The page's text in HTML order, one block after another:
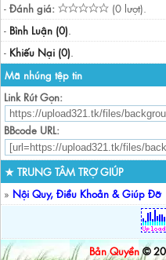
- Đánh giá:
(0 lượt).
- Bình Luận (0).
- Khiếu Nại (0).
Mã nhúng tệp tin
Link Rút Gọn:
BBcode URL:
★ TRUNG TÂM TRỢ GIÚP
» Nội Quy, Điều Khoản & Giúp Đỡ
Bản Quyền ©